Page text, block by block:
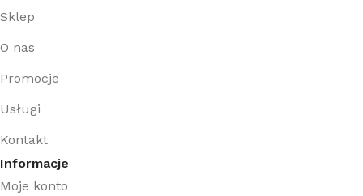
Sklep
O nas
Promocje
Usługi
Kontakt
Informacje
Moje konto